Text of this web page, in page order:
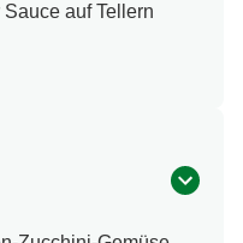
auf Tellern